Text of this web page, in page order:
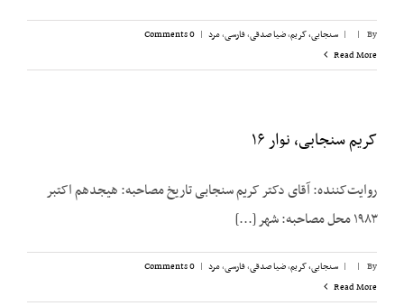
By
|
| سنجابی، کریم,ضیا صدقی,فارسی,مرد |
0 Comments
Read More
کریم سنجابی، نوار ۱۶
روایت‌‌کننده: آقای دکتر کریم سنجابی تاریخ مصاحبه: هیجدهم اکتبر
۱۹۸۳ محل مصاحبه: شهر [...]
By
|
| سنجابی، کریم,ضیا صدقی,فارسی,مرد |
0 Comments
Read More